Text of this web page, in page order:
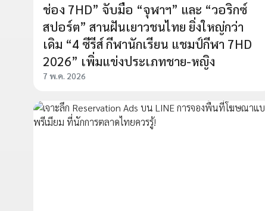
ช่อง 7HD” จับมือ “จุฬาฯ” และ “วอริกซ์
สปอร์ต” สานฝันเยาวชนไทย ยิ่งใหญ่กว่า
เดิม “4 ซีรีส์ กีฬานักเรียน แชมป์กีฬา 7HD
2026” เพิ่มแข่งประเภทชาย-หญิง
7 พ.ค. 2026